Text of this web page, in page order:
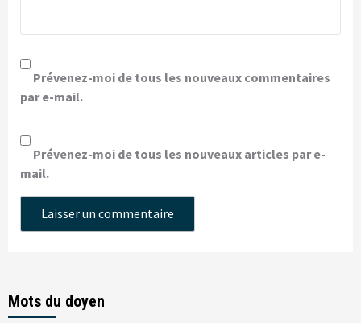
Prévenez-moi de tous les nouveaux commentaires
par e-mail.
Prévenez-moi de tous les nouveaux articles par e-
mail.
Mots du doyen